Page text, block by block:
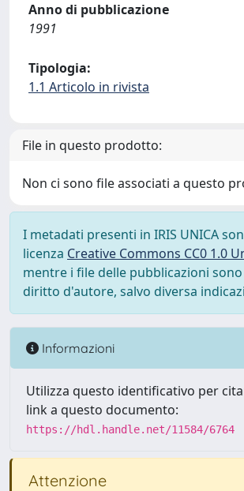
Anno di pubblicazione
1991
Tipologia:
1.1 Articolo in rivista
File in questo prodotto:
Non ci sono file associati a questo
I metadati presenti in IRIS UNICA
licenza Creative Commons CC0 1.0
mentre i file delle pubblicazioni
diritto d'autore, salvo diversa
Informazioni
Utilizza questo identificativo per
link a questo documento:
https://hdl.handle.net/11584/6764
Attenzione